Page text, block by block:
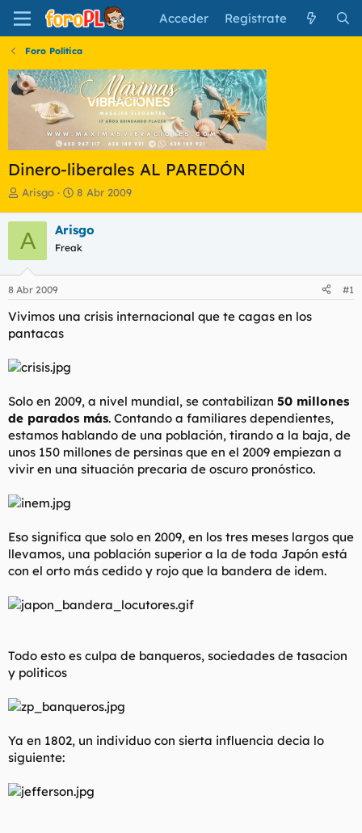
Acceder Regístrate
Foro Política
Dinero-liberales AL PAREDÓN
I
i
c
i
a
d
o
d
e
t
m
a
Arisgo
F
h
a
e
i
8 Abr 2009
A Arisgo
Freak
8 Abr 2009 #1
Vivimos una crisis internacional que te cagas en los
pantacas
Solo en 2009, a nivel mundial, se contabilizan 50 millones
de parados más. Contando a familiares dependientes,
estamos hablando de una población, tirando a la baja, de
unos 150 millones de persinas que en el 2009 empiezan a
vivir en una situación precaria de oscuro pronóstico.
Eso significa que solo en 2009, en los tres meses largos que
llevamos, una población superior a la de toda Japón está
con el orto más cedido y rojo que la bandera de idem.
Todo esto es culpa de banqueros, sociedades de tasacion
y politicos
Ya en 1802, un individuo con sierta influencia decia lo
siguiente: